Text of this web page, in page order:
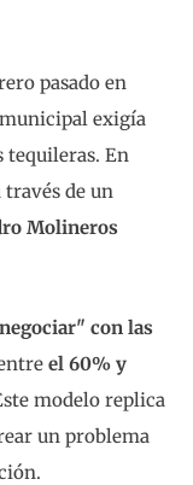
pasado en
exigía
tequileras. En
de un
Molineros
con las
el 60% y
modelo replica
un problema